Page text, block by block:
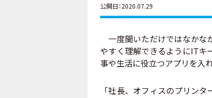
公開日：2020.07.29
一度聞いただけではなかな
やすく理解できるようにITキ
事や生活に役立つアプリを入
「社長、オフィスのプリン